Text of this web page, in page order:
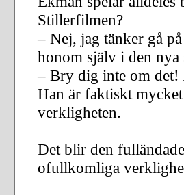
Stillerfilmen?
– Nej, jag tänker gå
honom själv i den nya
– Bry dig inte om det!
Han är faktiskt
verkligheten.
Det blir den
ofullkomliga